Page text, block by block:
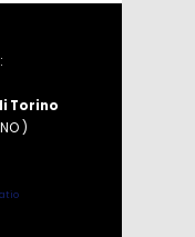
Torino
)